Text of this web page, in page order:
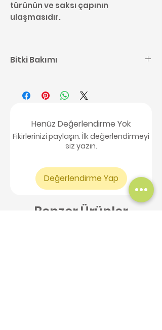
türünün ve saksı çapının
ulaşmasıdır.
Bitki Bakımı
bilgilere buradan
ulaşabilirsiniz,
tıklayınız.
Henüz Değerlendirme Yok
Fikirlerinizi paylaşın. İlk değerlendirmeyi
siz yazın.
Değerlendirme Yap
Benzer Ürünler